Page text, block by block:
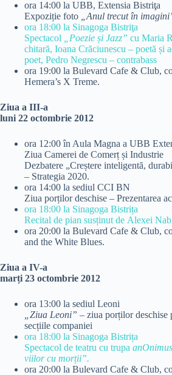
ora 14:00 la UBB, Extensia Bistriţa
Expoziție foto
„Anul trecut în
ora 18:00 la Sinagoga Bistriţa
Spectacol
„Poezie și Jazz” cu Maria
chitară, Ioana Crăciunescu – poetă și
poet, Pedro Negrescu – contrabass
ora 19:00 la Bulevard Cafe & Club,
Hemera’s X Treme.
Ziua a III-a
luni 22 octombrie 2012
ora 12:00 în Aula Magna a UBB
Ziua Camerei de Comerț și Industrie
Dezbatere „Creștere inteligentă,
– Strategia 2020.
ora 14:00 la sediul CCI BN
Ziua porților deschise – Prezentarea
ora 18:00 la Sinagoga Bistrița
Recital de pian susținut de Alexei
ora 20:00 la Bulevard Cafe & Club,
and the White Blues.
Ziua a IV-a
marți 23 octombrie 2012
ora 13:00 la sediul Leoni
„Ziua Leoni” – ziua porților deschise
secțiile companiei
ora 18:00 la Sinagoga Bistrița
Spectacol de teatru cu trupa
viilor cu morții”.
ora 20:00 la Bulevard Cafe & Club,